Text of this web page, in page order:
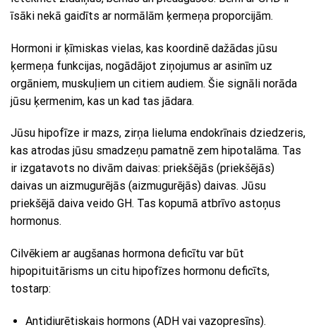
īsāki nekā gaidīts ar normālām ķermeņa proporcijām.
Hormoni ir ķīmiskas vielas, kas koordinē dažādas jūsu
ķermeņa funkcijas, nogādājot ziņojumus ar asinīm uz
orgāniem, muskuļiem un citiem audiem. Šie signāli norāda
jūsu ķermenim, kas un kad tas jādara.
Jūsu hipofīze ir mazs, zirņa lieluma endokrīnais dziedzeris,
kas atrodas jūsu smadzeņu pamatnē zem hipotalāma. Tas
ir izgatavots no divām daivas: priekšējās (priekšējās)
daivas un aizmugurējās (aizmugurējās) daivas. Jūsu
priekšējā daiva veido GH. Tas kopumā atbrīvo astoņus
hormonus.
Cilvēkiem ar augšanas hormona deficītu var būt
hipopituitārisms un citu hipofīzes hormonu deficīts,
tostarp:
Antidiurētiskais hormons (ADH vai vazopresīns).